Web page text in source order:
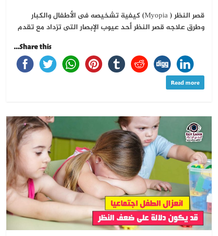
قصر النظر ( Myopia) كيفية تشخيصه فى الأطفال والكبار
وطرق علاجه قصر النظر أحد عيوب الإبصار التى تزداد مع تقدم
Share this...
Read more